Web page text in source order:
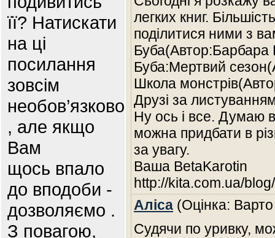
її? Натискати
на ці
посилання
зовсім
необов’язково
, але якщо
Вам
щось впало
до вподоби -
дозволяємо .
З повагою,
легких книг.
поділитися ними з
Буба(Автор:Барбара
Буба:Мертвий
Школа
Друзі за
Ну ось і все. Думаю
можна придбати в
за увагу.
Ваша BetaKarotin
http://kita.com.ua/
Аліса (Оцінка:
Судячи по уривку,